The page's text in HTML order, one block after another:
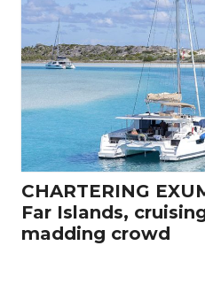
CHARTERING
Far Islands,
madding crowd